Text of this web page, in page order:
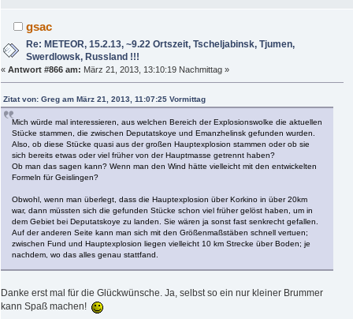
gsac
Re: METEOR, 15.2.13, ~9.22 Ortszeit, Tscheljabinsk, Tjumen,
Swerdlowsk, Russland !!!
« Antwort #866 am: März 21, 2013, 13:10:19 Nachmittag »
Zitat von: Greg am März 21, 2013, 11:07:25 Vormittag
Mich würde mal interessieren, aus welchen Bereich der Explosionswolke die aktuellen
Stücke stammen, die zwischen Deputatskoye und Emanzhelinsk gefunden wurden.
Also, ob diese Stücke quasi aus der großen Hauptexplosion stammen oder ob sie
sich bereits etwas oder viel früher von der Hauptmasse getrennt haben?
Ob man das sagen kann? Wenn man den Wind hätte vielleicht mit den entwickelten
Formeln für Geislingen?
Obwohl, wenn man überlegt, dass die Hauptexplosion über Korkino in über 20km
war, dann müssten sich die gefunden Stücke schon viel früher gelöst haben, um in
dem Gebiet bei Deputatskoye zu landen. Sie wären ja sonst fast senkrecht gefallen.
Auf der anderen Seite kann man sich mit den Größenmaßstäben schnell vertuen;
zwischen Fund und Hauptexplosion liegen vielleicht 10 km Strecke über Boden; je
nachdem, wo das alles genau stattfand.
Danke erst mal für die Glückwünsche. Ja, selbst so ein nur kleiner Brummer
kann Spaß machen!